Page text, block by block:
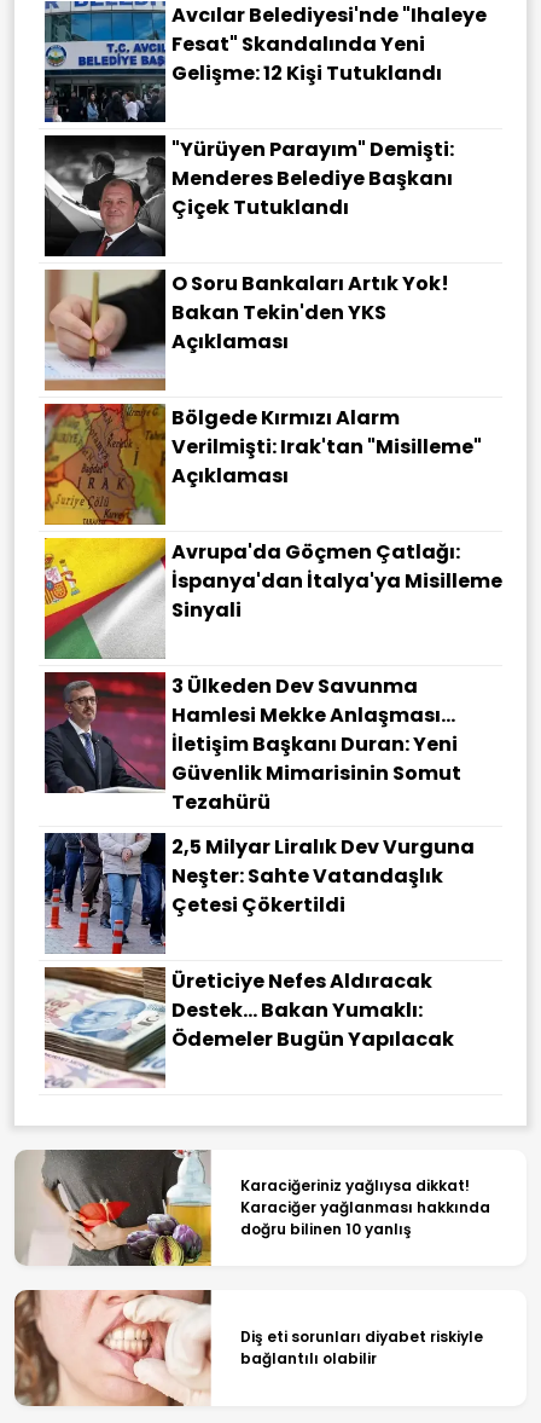
Avcılar Belediyesi'nde "ihaleye
Fesat" Skandalında Yeni
Gelişme: 12 Kişi Tutuklandı
"Yürüyen Parayım" Demişti:
Menderes Belediye Başkanı
Çiçek Tutuklandı
O Soru Bankaları Artık Yok!
Bakan Tekin'den YKS
Açıklaması
Bölgede Kırmızı Alarm
Verilmişti: Irak'tan "misilleme"
Açıklaması
Avrupa'da Göçmen Çatlağı:
İspanya'dan İtalya'ya Misilleme
Sinyali
3 Ülkeden Dev Savunma
Hamlesi Mekke Anlaşması…
İletişim Başkanı Duran: Yeni
Güvenlik Mimarisinin Somut
Tezahürü
2,5 Milyar Liralık Dev Vurguna
Neşter: Sahte Vatandaşlık
Çetesi Çökertildi
Üreticiye Nefes Aldıracak
Destek... Bakan Yumaklı:
Ödemeler Bugün Yapılacak
Karaciğeriniz yağlıysa dikkat!
Karaciğer yağlanması hakkında
doğru bilinen 10 yanlış
Diş eti sorunları diyabet riskiyle
bağlantılı olabilir